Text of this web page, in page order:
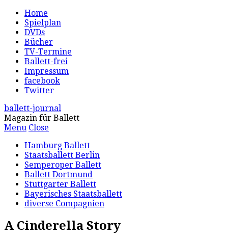
Home
Spielplan
DVDs
Bücher
TV-Termine
Ballett-frei
Impressum
facebook
Twitter
ballett-journal
Magazin für Ballett
Menu Close
Hamburg Ballett
Staatsballett Berlin
Semperoper Ballett
Ballett Dortmund
Stuttgarter Ballett
Bayerisches Staatsballett
diverse Compagnien
A Cinderella Story